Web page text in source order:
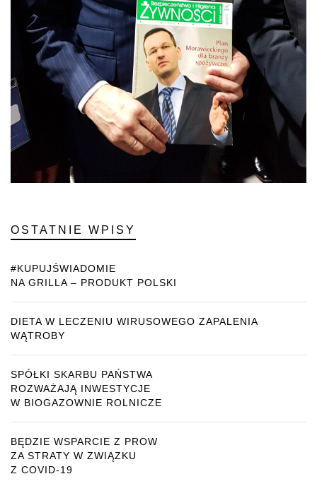
OSTATNIE WPISY
#KUPUJŚWIADOMIE
NA GRILLA – PRODUKT POLSKI
DIETA W LECZENIU WIRUSOWEGO ZAPALENIA
WĄTROBY
SPÓŁKI SKARBU PAŃSTWA
ROZWAŻAJĄ INWESTYCJE
W BIOGAZOWNIE ROLNICZE
BĘDZIE WSPARCIE Z PROW
ZA STRATY W ZWIĄZKU
Z COVID-19